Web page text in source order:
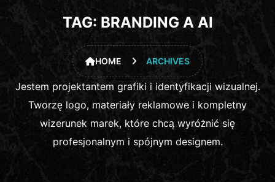
TAG: BRANDING A AI
HOME ARCHIVES
Jestem projektantem grafiki i identyfikacji wizualnej.
Tworzę logo, materiały reklamowe i kompletny
wizerunek marek, które chcą wyróżnić się
profesjonalnym i spójnym designem.